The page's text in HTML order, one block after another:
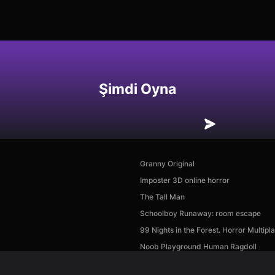
Şimdi Oyna
Granny Original
Imposter 3D online horror
The Tall Man
Schoolboy Runaway: room escape
99 Nights in the Forest. Horror
Noob Playground Human Ragdoll